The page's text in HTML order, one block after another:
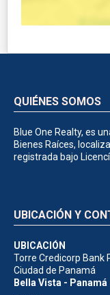
QUIÉNES SOMOS
Blue One Realty, es
Bienes Raíces,
registrada bajo
UBICACIÓN Y
UBICACIÓN
Torre Credicorp Bank
Ciudad de Panamá
Bella Vista - Panamá